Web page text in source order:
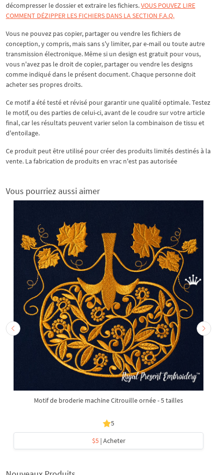
décompresser le dossier et extraire les fichiers.VOUS POUVEZ LIRE
COMMENT DÉZIPPER LES FICHIERS DANS LA SECTION F.A.Q.
Vous ne pouvez pas copier, partager ou vendre les fichiers de
conception, y compris, mais sans s'y limiter, par e-mail ou toute autre
transmission électronique. Même si un design est gratuit pour vous,
vous n'avez pas le droit de copier, partager ou vendre les designs
comme indiqué dans le présent document. Chaque personne doit
acheter ses propres droits.
Ce motif a été testé et révisé pour garantir une qualité optimale. Testez
le motif, ou des parties de celui-ci, avant de le coudre sur votre article
final, car les résultats peuvent varier selon la combinaison de tissu et
d'entoilage.
Ce produit peut être utilisé pour créer des produits limités destinés à la
vente. La fabrication de produits en vrac n'est pas autorisée
Vous pourriez aussi aimer
Motif de broderie machine Citrouille ornée - 5 tailles
5
$5| Acheter